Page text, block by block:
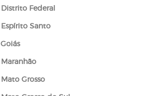
Distrito Federal
Espírito Santo
Goiás
Maranhão
Mato Grosso